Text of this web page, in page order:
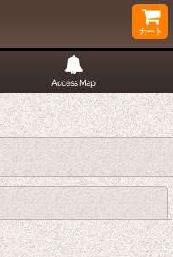
カート
Access Map
閉じる